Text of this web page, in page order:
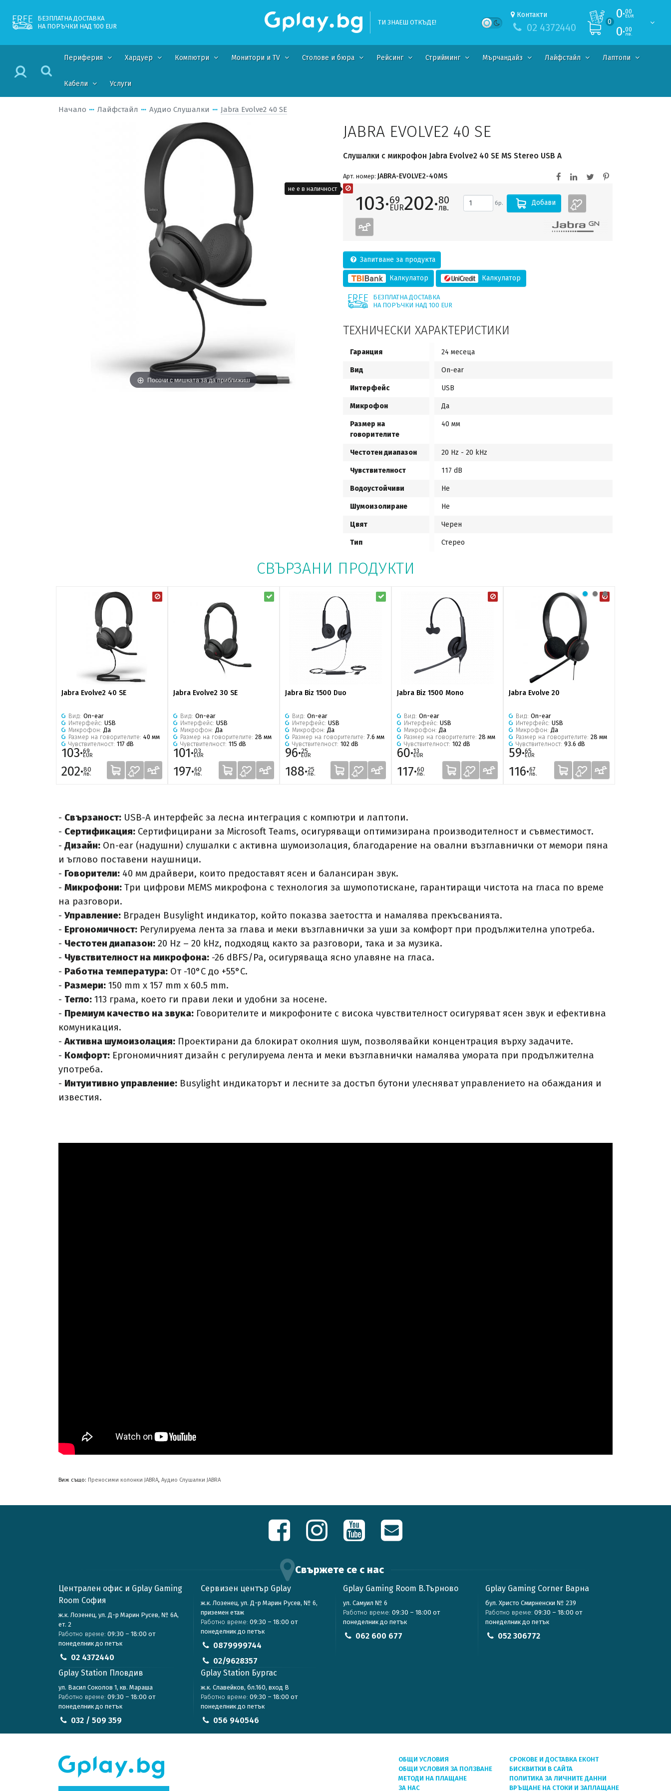
БЕЗПЛАТНА ДОСТАВКА
НА ПОРЪЧКИ НАД 100 EUR
ТИ ЗНАЕШ ОТКЪДЕ!
Контакти
02 4372440 0
0·00
EUR
0·00
лв.
Периферия Хардуер Компютри Монитори и TV Столове и бюра Рейсинг Стрийминг Мърчандайз Лайфстайл Лаптопи
Кабели Услуги
Начало Лайфстайл Аудио Слушалки Jabra Evolve2 40 SE
Посочи с мишката за да приближиш
JABRA EVOLVE2 40 SE
Слушалки с микрофон Jabra Evolve2 40 SE MS Stereo USB A
Арт. номер: JABRA-EVOLVE2-40MS
103·69
EUR202·80
лв. бр. Добави
Запитване за продукта
Калкулатор Калкулатор
БЕЗПЛАТНА ДОСТАВКА
НА ПОРЪЧКИ НАД 100 EUR
ТЕХНИЧЕСКИ ХАРАКТЕРИСТИКИ
Гаранция 24 месеца
Вид On-ear
Интерфейс USB
Микрофон Да
Размер на
говорителите
40 мм
Честотен диапазон 20 Hz - 20 kHz
Чувствителност 117 dB
Водоустойчиви Не
Шумоизолиране Не
Цвят Черен
Тип Стерео
СВЪРЗАНИ ПРОДУКТИ
Jabra Evolve2 40 SE
Вид: On-ear
Интерфейс: USB
Микрофон: Да
Размер на говорителите: 40 мм
Чувствителност: 117 dB
103·69
EUR
202·80
лв.
Jabra Evolve2 30 SE
Вид: On-ear
Интерфейс: USB
Микрофон: Да
Размер на говорителите: 28 мм
Чувствителност: 115 dB
101·03
EUR
197·60
лв.
Jabra Biz 1500 Duo
Вид: On-ear
Интерфейс: USB
Микрофон: Да
Размер на говорителите: 7.6 мм
Чувствителност: 102 dB
96·25
EUR
188·25
лв.
Jabra Biz 1500 Mono
Вид: On-ear
Интерфейс: USB
Микрофон: Да
Размер на говорителите: 28 мм
Чувствителност: 102 dB
60·13
EUR
117·60
лв.
Jabra Evolve 20
Вид: On-ear
Интерфейс: USB
Микрофон: Да
Размер на говорителите: 28 мм
Чувствителност: 93.6 dB
59·65
EUR
116·67
лв.
- Свързаност: USB-A интерфейс за лесна интеграция с компютри и лаптопи.​
- Сертификация: Сертифицирани за Microsoft Teams, осигуряващи оптимизирана производителност и съвместимост.​
- Дизайн: On-ear (надушни) слушалки с активна шумоизолация, благодарение на овални възглавнички от мемори пяна
и ъглово поставени наушници.​
- Говорители: 40 мм драйвери, които предоставят ясен и балансиран звук.​
- Микрофони: Три цифрови MEMS микрофона с технология за шумопотискане, гарантиращи чистота на гласа по време
на разговори.​
-Управление: Вграден Busylight индикатор, който показва заетостта и намалява прекъсванията.​
- Ергономичност: Регулируема лента за глава и меки възглавнички за уши за комфорт при продължителна употреба.​
- Честотен диапазон: 20 Hz – 20 kHz, подходящ както за разговори, така и за музика.​
- Чувствителност на микрофона: -26 dBFS/Pa, осигуряваща ясно улавяне на гласа.​
- Работна температура: От -10°C до +55°C.​
- Размери: 150 mm x 157 mm x 60.5 mm.​
- Тегло: 113 грама, което ги прави леки и удобни за носене.​
- Премиум качество на звука: Говорителите и микрофоните с висока чувствителност осигуряват ясен звук и ефективна
комуникация.​
-Активна шумоизолация: Проектирани да блокират околния шум, позволявайки концентрация върху задачите.​
- Комфорт: Ергономичният дизайн с регулируема лента и меки възглавнички намалява умората при продължителна
употреба.​
- Интуитивно управление: Busylight индикаторът и лесните за достъп бутони улесняват управлението на обаждания и
известия.​
Виж също: Преносими колонки JABRA, Аудио Слушалки JABRA
Свържете се с нас
Централен офис и Gplay Gaming
Room София
ж.к. Лозенец, ул. Д-р Марин Русев, № 6А,
ет. 2
Работно време: 09:30 – 18:00 от
понеделник до петък
02 4372440
Сервизен център Gplay
ж.к. Лозенец, ул. Д-р Марин Русев, № 6,
приземен етаж
Работно време: 09:30 – 18:00 от
понеделник до петък
0879999744
02/9628357
Gplay Gaming Room В.Търново
ул. Самуил № 6
Работно време: 09:30 – 18:00 от
понеделник до петък
062 600 677
Gplay Gaming Corner Варна
бул. Христо Смирненски № 239
Работно време: 09:30 – 18:00 от
понеделник до петък
052 306772
Gplay Station Пловдив
ул. Васил Соколов 1, кв. Мараша
Работно време: 09:30 – 18:00 от
понеделник до петък
032 / 509 359
Gplay Station Бургас
ж.к. Славейков, бл.160, вход В
Работно време: 09:30 – 18:00 от
понеделник до петък
056 940546
ОБЩИ УСЛОВИЯ
ОБЩИ УСЛОВИЯ ЗА ПОЛЗВАНЕ
МЕТОДИ НА ПЛАЩАНЕ
ЗА НАС
СРОКОВЕ И ДОСТАВКА ЕКОНТ
БИСКВИТКИ В САЙТА
ПОЛИТИКА ЗА ЛИЧНИТЕ ДАННИ
ВРЪЩАНЕ НА СТОКИ И ЗАПЛАЩАНЕ
не е в наличност